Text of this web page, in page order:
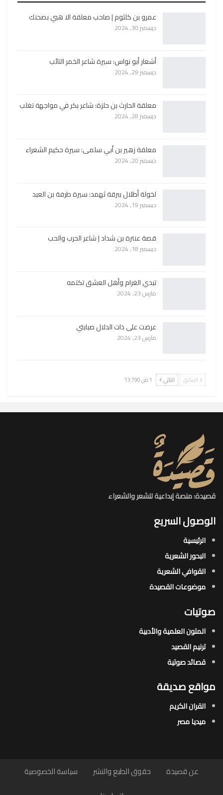
عمرو بن كلثوم | صاحب معلقة الا هبي بصحنك
ديسمبر 30, 2024
أشعار أبو نواس: سيرة شاعر الخمر التائب
ديسمبر 29, 2024
معلقة الحارث بن حلزة: شاعر بكر في مواجهة تغلب
ديسمبر 28, 2024
معلقة زهير بن أبي سلمى: سيرة حكيم الشعراء
ديسمبر 20, 2024
لخولة أطلال ببرقة ثهمد: سيرة طرفة بن العبد
ديسمبر 19, 2024
قصة عنترة بن شداد | شاعر الحرب والحب
ديسمبر 18, 2024
تبدي الغرام وأهل العشق تكتمه
مارس 23, 2024
عرضت على ذات الدلال صبابتي
مارس 23, 2024
السابق التالي 1 من 13٬790
قصيدة: منصة إبداعية للشعر والشعراء
الوصول السريع
الرئيسية
البحور الشعرية​
القوافي الشعرية​
موضوعات القصيدة​
صوتيات
المتون العلمية والأدبية
ترنيم القصيد
قصائد صوتية
مواقع صديقة
القران الكريم
ميديا مصر
عن قصيدة حقوق الطبع والنشر
سياسة الخصوصية